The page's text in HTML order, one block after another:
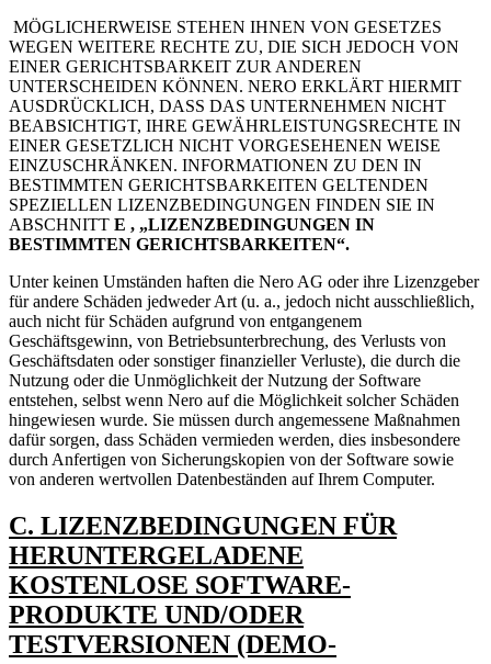
MÖGLICHERWEISE STEHEN IHNEN VON GESETZES
WEGEN WEITERE RECHTE ZU, DIE SICH JEDOCH VON
EINER GERICHTSBARKEIT ZUR ANDEREN
UNTERSCHEIDEN KÖNNEN. NERO ERKLÄRT HIERMIT
AUSDRÜCKLICH, DASS DAS UNTERNEHMEN NICHT
BEABSICHTIGT, IHRE GEWÄHRLEISTUNGSRECHTE IN
EINER GESETZLICH NICHT VORGESEHENEN WEISE
EINZUSCHRÄNKEN. INFORMATIONEN ZU DEN IN
BESTIMMTEN GERICHTSBARKEITEN GELTENDEN
SPEZIELLEN LIZENZBEDINGUNGEN FINDEN SIE IN
ABSCHNITT E , „LIZENZBEDINGUNGEN IN
BESTIMMTEN GERICHTSBARKEITEN“.
Unter keinen Umständen haften die Nero AG oder ihre Lizenzgeber
für andere Schäden jedweder Art (u. a., jedoch nicht ausschließlich,
auch nicht für Schäden aufgrund von entgangenem
Geschäftsgewinn, von Betriebsunterbrechung, des Verlusts von
Geschäftsdaten oder sonstiger finanzieller Verluste), die durch die
Nutzung oder die Unmöglichkeit der Nutzung der Software
entstehen, selbst wenn Nero auf die Möglichkeit solcher Schäden
hingewiesen wurde. Sie müssen durch angemessene Maßnahmen
dafür sorgen, dass Schäden vermieden werden, dies insbesondere
durch Anfertigen von Sicherungskopien von der Software sowie
von anderen wertvollen Datenbeständen auf Ihrem Computer.
C. LIZENZBEDINGUNGEN FÜR
HERUNTERGELADENE
KOSTENLOSE SOFTWARE-
PRODUKTE UND/ODER
TESTVERSIONEN (DEMO-